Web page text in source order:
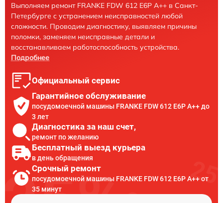
Выполняем ремонт FRANKE FDW 612 E6P A++ в Санкт-
Петербурге с устранением неисправностей любой
сложности. Проводим диагностику, выявляем причины
поломки, заменяем неисправные детали и
восстанавливаем работоспособность устройства.
Подробнее
Официальный сервис
Гарантийное обслуживание
посудомоечной машины FRANKE FDW 612 E6P A++ до
3 лет
Диагностика за наш счет,
ремонт по желанию
Бесплатный выезд курьера
в день обращения
Срочный ремонт
посудомоечной машины FRANKE FDW 612 E6P A++ от
35 минут